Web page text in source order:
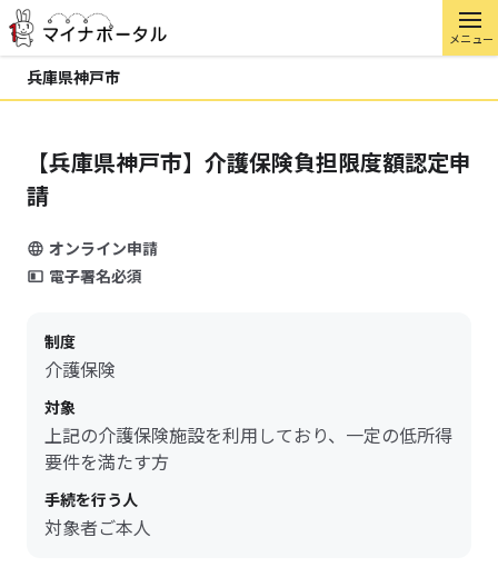
メニュー
兵庫県神戸市
【兵庫県神戸市】介護保険負担限度額認定申
請
オンライン申請
電子署名必須
制度
介護保険
対象
上記の介護保険施設を利用しており、一定の低所得
要件を満たす方
手続を行う人
対象者ご本人